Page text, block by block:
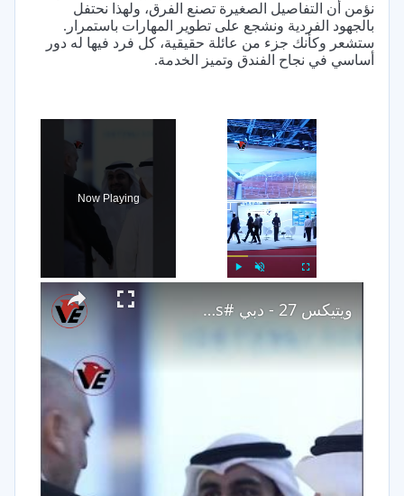
نؤمن أن التفاصيل الصغيرة تصنع الفرق، ولهذا نحتفل
بالجهود الفردية ونشجع على تطوير المهارات باستمرار.
ستشعر وكأنك جزء من عائلة حقيقية، كل فرد فيها له دور
أساسي في نجاح الفندق وتميز الخدمة.
×
Now Playing
ويتيكس 27 - دبي #Shorts